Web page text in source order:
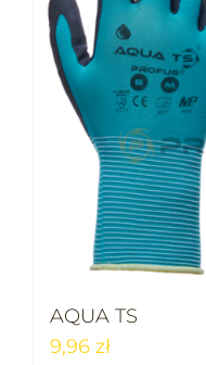
AQUA TS
9,96 zł